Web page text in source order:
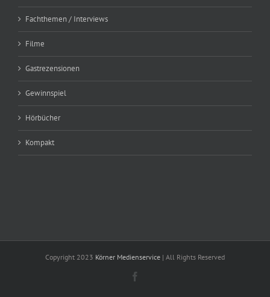
Fachthemen / Interviews
Filme
Gastrezensionen
Gewinnspiel
Hörbücher
Kompakt
Copyright 2023 Körner Medienservice | All Rights Reserved